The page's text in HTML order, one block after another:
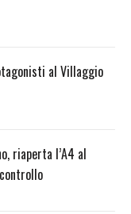
al Villaggio
riaperta l’A4 al